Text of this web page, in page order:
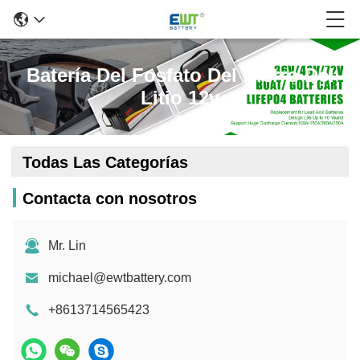
Batería Del Fosfato Del Hierro Del
Litio 12v
Todas Las Categorías
Contacta con nosotros
Mr. Lin
michael@ewtbattery.com
+8613714565423